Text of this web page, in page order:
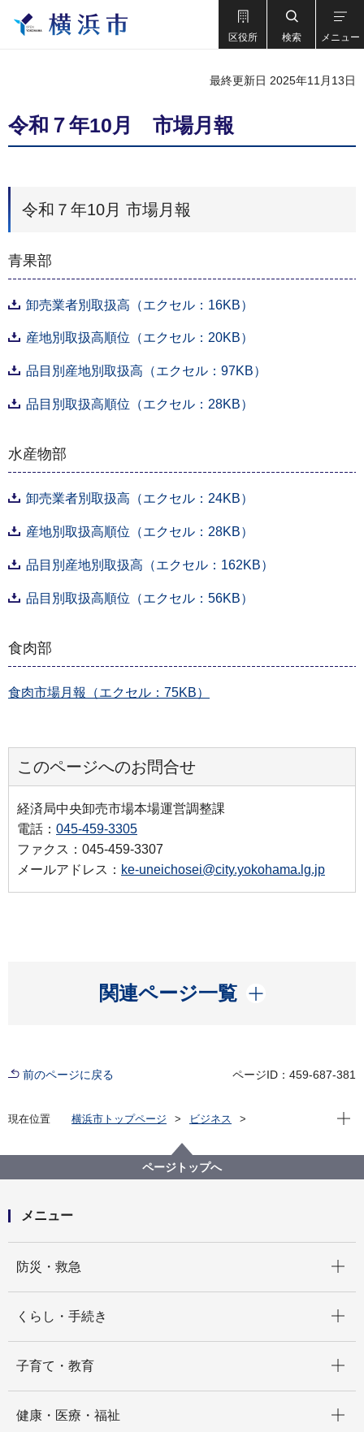
区役所 検索 メニュー
最終更新日 2025年11月13日
令和７年10月 市場月報
令和７年10月 市場月報
青果部
卸売業者別取扱高（エクセル：16KB）
産地別取扱高順位（エクセル：20KB）
品目別産地別取扱高（エクセル：97KB）
品目別取扱高順位（エクセル：28KB）
水産物部
卸売業者別取扱高（エクセル：24KB）
産地別取扱高順位（エクセル：28KB）
品目別産地別取扱高（エクセル：162KB）
品目別取扱高順位（エクセル：56KB）
食肉部
食肉市場月報（エクセル：75KB）
このページへのお問合せ
経済局中央卸売市場本場運営調整課
電話： 045-459-3305
ファクス：045-459-3307
メールアドレス： ke-uneichosei@city.yokohama.lg.jp
関連ページ一覧
開く
前のページに戻る ページID：459-687-381
現在位置 横浜市トップページ
ビジネス
令和７年10月 市場月報
現在
ページトップへ
メニュー
防災・救急
くらし・手続き
子育て・教育
健康・医療・福祉